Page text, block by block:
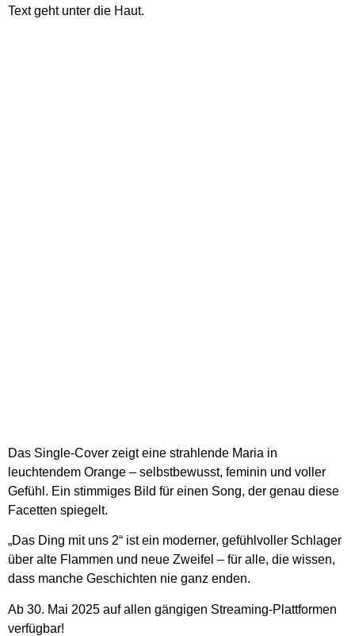
Text geht unter die Haut.
Das Single-Cover zeigt eine strahlende Maria in
leuchtendem Orange – selbstbewusst, feminin und voller
Gefühl. Ein stimmiges Bild für einen Song, der genau diese
Facetten spiegelt.
„Das Ding mit uns 2“ ist ein moderner, gefühlvoller Schlager
über alte Flammen und neue Zweifel – für alle, die wissen,
dass manche Geschichten nie ganz enden.
Ab 30. Mai 2025 auf allen gängigen Streaming-Plattformen
verfügbar!